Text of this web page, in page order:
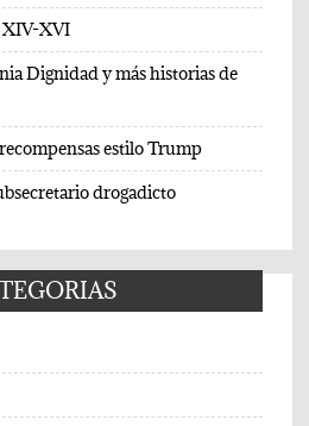
XIV-XVI
Dignidad y más historias de
estilo Trump
drogadicto